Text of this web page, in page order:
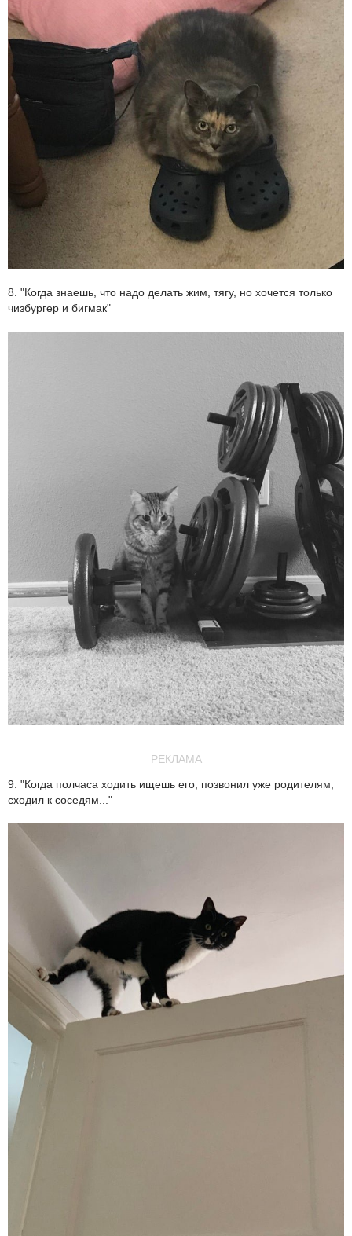
8. "Когда знаешь, что надо делать жим, тягу, но хочется только
чизбургер и бигмак"
РЕКЛАМА
9. "Когда полчаса ходить ищешь его, позвонил уже родителям,
сходил к соседям..."